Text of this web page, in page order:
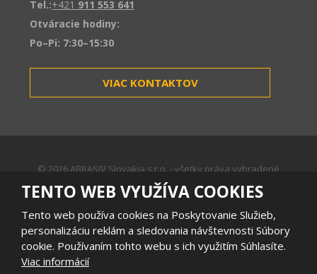
Tel.:+421 911 553 641
Otváracie hodiny:
Po–Pi: 7:30–15:30
VIAC KONTAKTOV
© 2026 ABRASIV Slovakia s.r.o. - všetky práva vyhradené
Mapa stránok |Podmienky používania
Tento web je chránený pomocou Google reCAPTCHA, a platia pre
TENTO WEB VYUŽÍVA COOKIES
Tento web používa cookies na Poskytovanie Služieb,
personalizáciu reklám a sledovania návštevnosti Súbory
cookie. Používaním tohto webu s ich využitím Súhlasíte.
Viac informácií